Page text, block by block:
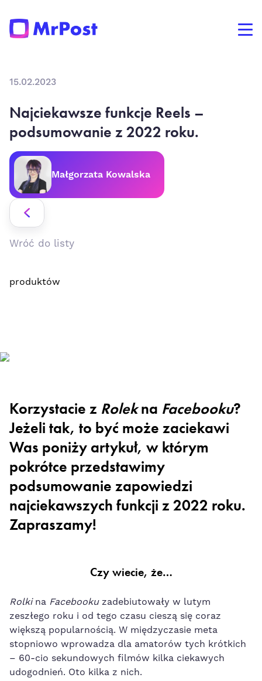
Wróć do listy
produktów
15.02.2023
Najciekawsze funkcje Reels –
podsumowanie z 2022 roku.
Małgorzata Kowalska
Korzystacie z Rolekna Facebooku?
Jeżeli tak, to być może zaciekawi
Was poniży artykuł, w którym
pokrótce przedstawimy
podsumowanie zapowiedzi
najciekawszych funkcji z 2022 roku.
Zapraszamy!
Czy wiecie, że…
Rolkina Facebookuzadebiutowały w lutym
zeszłego roku i od tego czasu cieszą się coraz
większą popularnością. W międzyczasie meta
stopniowo wprowadza dla amatorów tych krótkich
– 60-cio sekundowych filmów kilka ciekawych
udogodnień. Oto kilka z nich.